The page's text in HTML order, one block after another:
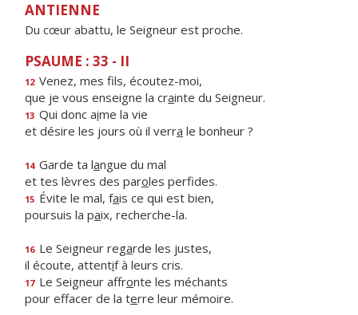
ANTIENNE
Du cœur abattu, le Seigneur est proche.
PSAUME : 33 - II
12 Venez, mes fls, écoutez-moi,
que je vous enseigne la crainte du Seigneur.
13 Qui donc aime la vie
et désire les jours où il verra le bonheur ?
14 Garde ta langue du mal
et tes lèvres des paroles perfides.
15 Évite le mal, fais ce qui est bien,
poursuis la paix, recherche-la.
16 Le Seigneur regarde les justes,
il écoute, attentif à leurs cris.
17 Le Seigneur affronte les méchants
pour effacer de la terre leur mémoire.